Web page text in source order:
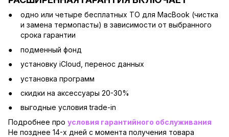
одно или четыре бесплатных ТО для MacBook (чистка
и замена термопасты) в зависимости от выбранного
срока гарантии
подменный фонд
установку iCloud, перенос данных
установка программ
скидки на аксессуары 20-30%
выгодные условия trade-in
Подробнее про условия гарантийного обслуживания
Не позднее 14-х дней с момента получения товара